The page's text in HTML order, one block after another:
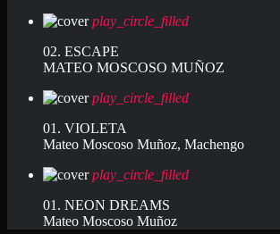
play_circle_filled
02. ESCAPE
MATEO MOSCOSO MUÑOZ
play_circle_filled
01. VIOLETA
Mateo Moscoso Muñoz, Machengo
play_circle_filled
01. NEON DREAMS
Mateo Moscoso Muñoz